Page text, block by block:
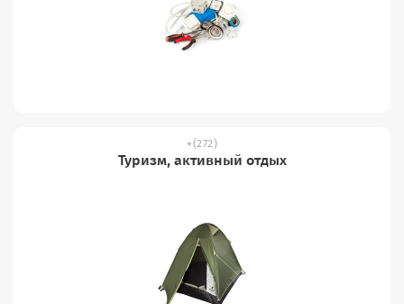
(272)
Туризм, активный отдых